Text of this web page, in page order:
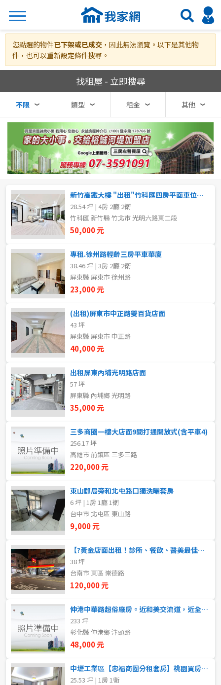
搜尋
不限
基隆市
新北市
宜蘭縣
桃園市
新竹市
新竹縣
苗栗縣
彰化縣
南投縣
雲林縣
嘉義市
嘉義縣
台南市
高雄市
屏東縣
台東縣
花蓮縣
金門連江
區域
不限
類型(可複選)
不拘 整層住家
雅房 其他住宅 店面
辦公 住辦 廠房
坪數
不拘
40~50 坪
60~70 坪 70~80 坪
80坪以上
~ 坪
樓層
不拘
1樓
3樓
5~10樓
您點選的物件已下架或已成交 ，因此無法瀏覽。以下是其他物
件，也可以重新設定條件搜尋。
我家網房屋租賃
找租屋 - 立即搜尋
不限 類型 租金 其他
新竹高鐵大樓 "出租"竹科匯四房平面車位竹北高鐵走路就到
28.54 坪 | 4房 2廳 2衛
竹科匯 新竹縣 竹北市 光明六路東二段
50,000 元
專租.徐州路輕齡三房平車華廈
38.46 坪 | 3房 2廳 2衛
屏東縣 屏東市 徐州路
23,000 元
(出租)屏東市中正路雙百貨店面
43 坪
屏東縣 屏東市 中正路
40,000 元
出租屏東內埔光明路店面
57 坪
屏東縣 內埔鄉 光明路
35,000 元
三多商圈一樓大店面9間打通開放式(含平車4)
256.17 坪
高雄市 前鎮區 三多三路
220,000 元
東山郵局旁和北屯路口獨洗曬套房
6 坪 | 1房 1廳 1衛
台中市 北屯區 東山路
9,000 元
【?黃金店面出租！診所、餐飲、醫美最佳選擇?】
38 坪
台南市 東區 崇德路
120,000 元
伸港中華路超俗廠房。近和美交流道，近全興工業園區，近和美鎮和港路，可三照，RC廠房230坪。二層樓。
233 坪
彰化縣 伸港鄉 汴頭路
48,000 元
中壢工業區【忠福商圈分租套房】桃園買房推薦
25.53 坪 | 1房 1衛